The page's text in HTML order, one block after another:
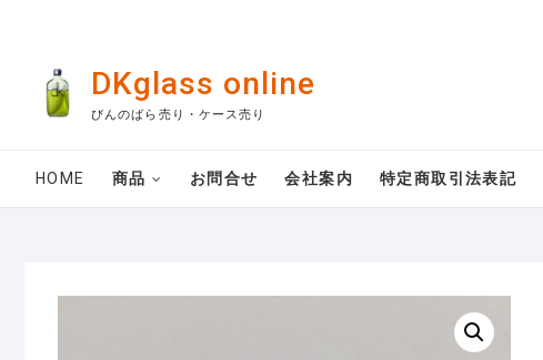
content
DKglass online
びんのばら売り・ケース売り
HOME 商品 お問合せ 会社案内 特定商取引法表記